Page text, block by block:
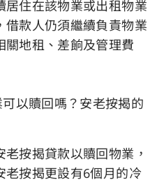
居住在該物業或出租物業
借款人仍須繼續負責物業
關地租、差餉及管理費
以贖回嗎？安老按揭的
按揭貸款以贖回物業，
老按揭更設有6個月的冷